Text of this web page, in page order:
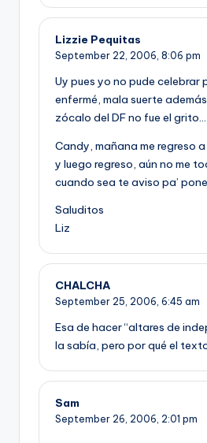
Lizzie Pequitas
September 22, 2006, 8:06 pm
Uy pues yo no pude celebrar
enfermé, mala suerte
zócalo del DF no fue el grito…
Candy, mañana me regreso a
y luego regreso, aún no me
cuando sea te aviso pa’
Saluditos
Liz
CHALCHA
September 25, 2006, 6:45 am
Esa de hacer “altares de
la sabí­a, pero por qué el
Sam
September 26, 2006, 2:01 pm